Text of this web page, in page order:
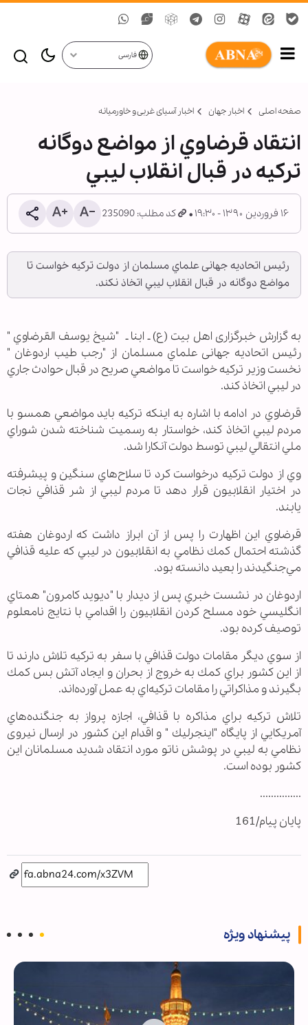
فارسی
صفحه اصلی اخبار جهان اخبار آسیای غربی و خاورمیانه
انتقاد قرضاوي از مواضع دوگانه
تركيه در قبال انقلاب ليبي
۱۶ فروردین ۱۳۹۰ - ۱۹:۳۰ کد مطلب: 235090
رئيس اتحاديه جهانی علماي مسلمان از دولت تركيه خواست تا
مواضع دوگانه در قبال انقلاب ليبي اتخاذ نكند.
به گزارش خبرگزاری اهل بیت (ع) ـ ابنا ـ "شيخ يوسف القرضاوي "
رئيس اتحاديه جهانی علماي مسلمان از "رجب طيب اردوغان "
نخست وزير تركيه خواست تا مواضعي صريح در قبال حوادث جاري
در ليبي اتخاذ كند.
قرضاوي در ادامه با اشاره به اينكه تركيه بايد مواضعي همسو با
مردم ليبي اتخاذ كند، خواستار به رسميت شناخته شدن شوراي
ملي انتقالي ليبي توسط دولت آنكارا شد.
وي از دولت تركيه درخواست كرد تا سلاح‌هاي سنگين و پيشرفته
در اختيار انقلابيون قرار دهد تا مردم ليبي از شر قذافي نجات
يابند.
قرضاوي اين اظهارت را پس از آن ابراز داشت كه اردوغان هفته
گذشته احتمال كمك نظامي به انقلابيون در ليبي كه عليه قذافي
مي‌جنگيدند را بعيد دانسته بود.
اردوغان در نشست خبري پس از ديدار با "ديويد كامرون" همتاي
انگليسي‌ خود مسلح كردن انقلابيون را اقدامي با نتايج نامعلوم
توصيف كرده بود.
از سوي ديگر مقامات دولت قذافي با سفر به تركيه تلاش دارند تا
از اين كشور براي كمك به خروج از بحران و ايجاد آتش بس كمك
بگيرند و مذاكراتي را مقامات تركيه‌اي به عمل آورده‌اند.
تلاش تركيه براي مذاكره با قذافي، اجازه پرواز به جنگنده‌هاي
آمريكايي از پايگاه "اينجرليك " و اقدام اين كشور در ارسال نيروی
نظامي به ليبي در پوشش ناتو مورد انتقاد شديد مسلمانان اين
كشور بوده است.
...............
پایان پیام/161
پیشنهاد ویژه